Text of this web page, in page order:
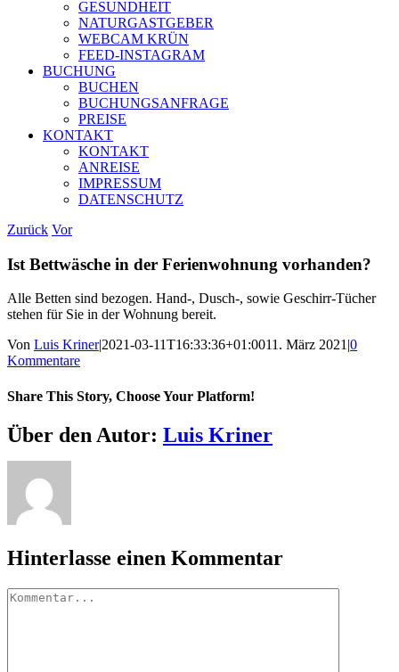
GESUNDHEIT
NATURGASTGEBER
WEBCAM KRÜN
FEED-INSTAGRAM
BUCHUNG
BUCHEN
BUCHUNGSANFRAGE
PREISE
KONTAKT
KONTAKT
ANREISE
IMPRESSUM
DATENSCHUTZ
Zurück Vor
Ist Bettwäsche in der Ferienwohnung vorhanden?
Alle Betten sind bezogen. Hand-, Dusch-, sowie Geschirr-Tücher
stehen für Sie in der Wohnung bereit.
Von Luis Kriner|2021-03-11T16:33:36+01:0011. März 2021|0
Kommentare
Share This Story, Choose Your Platform!
Facebook
X
Reddit
LinkedIn
WhatsApp
Tumblr
Pinterest
Vk
Xing
E-
Mail
Über den Autor: Luis Kriner
Hinterlasse einen Kommentar
Kommentar